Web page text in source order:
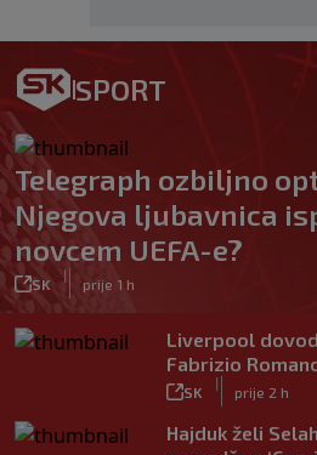
SPORT
Telegraph ozbiljno
Njegova ljubavnica
novcem UEFA-e?
SK
|
prije 1 h
Liverpool
Fabrizio
SK
|
prije 2 h
Hajduk želi